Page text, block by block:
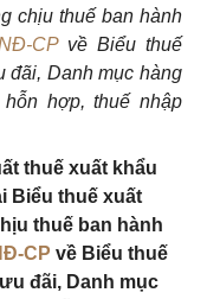
chịu thuế ban hành
CPvề Biểu thuế
đãi, Danh mục hàng
hợp, thuế nhập
thuế xuất khẩu
Biểu thuế xuất
thuế ban hành
CP về Biểu thuế
đãi, Danh mục